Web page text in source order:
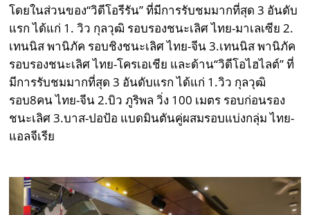
โดยในส่วนของ“วิดีโอรีรัน” ที่มีการรับชมมากที่สุด 3 อันดับ
แรก ได้แก่ 1. วิว กุลวุฒิ รอบรองชนะเลิศ ไทย-มาเลเซีย 2.
เทนนิส พานิภัค รอบชิงชนะเลิศ ไทย-จีน 3.เทนนิส พานิภัค
รอบรองชนะเลิศ ไทย-โครเอเชีย และด้าน“วิดีโอไฮไลต์” ที่
มีการรับชมมากที่สุด 3 อันดับแรก ได้แก่ 1.วิว กุลวุฒิ
รอบ8คน ไทย-จีน 2.บิว ภูริพล วิ่ง 100 เมตร รอบก่อนรอง
ชนะเลิศ 3.บาส-ปอป้อ แบดมินตันคู่ผสมรอบแบ่งกลุ่ม ไทย-
แอลจีเรีย